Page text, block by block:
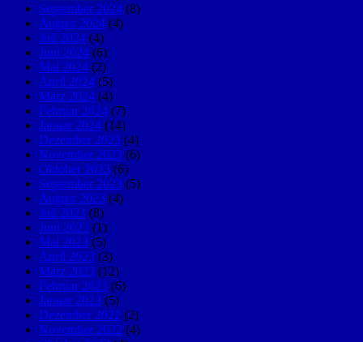
September 2024 (8)
August 2024 (4)
Juli 2024 (4)
Juni 2024 (6)
Mai 2024 (2)
April 2024 (5)
März 2024 (4)
Februar 2024 (7)
Januar 2024 (14)
Dezember 2023 (4)
November 2023 (6)
Oktober 2023 (6)
September 2023 (5)
August 2023 (4)
Juli 2023 (8)
Juni 2023 (1)
Mai 2023 (5)
April 2023 (3)
März 2023 (12)
Februar 2023 (6)
Januar 2023 (5)
Dezember 2022 (2)
November 2022 (4)